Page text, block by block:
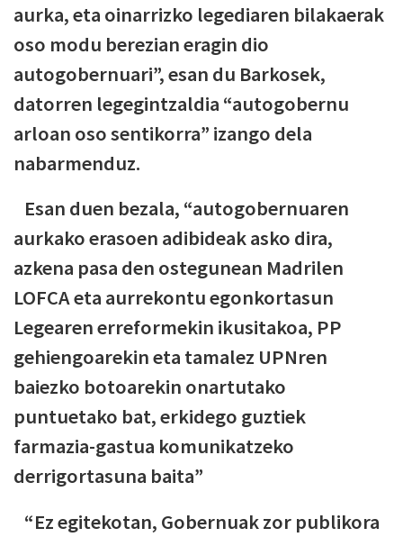
aurka, eta oinarrizko legediaren bilakaerak
oso modu berezian eragin dio
autogobernuari”, esan du Barkosek,
datorren legegintzaldia “autogobernu
arloan oso sentikorra” izango dela
nabarmenduz.
Esan duen bezala, “autogobernuaren
aurkako erasoen adibideak asko dira,
azkena pasa den ostegunean Madrilen
LOFCA eta aurrekontu egonkortasun
Legearen erreformekin ikusitakoa, PP
gehiengoarekin eta tamalez UPNren
baiezko botoarekin onartutako
puntuetako bat, erkidego guztiek
farmazia-gastua komunikatzeko
derrigortasuna baita”
“Ez egitekotan, Gobernuak zor publikora